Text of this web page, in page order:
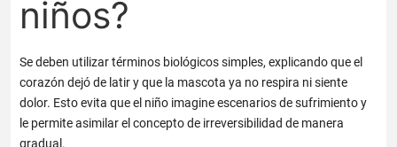
niños?
Se deben utilizar términos biológicos simples, explicando que el
corazón dejó de latir y que la mascota ya no respira ni siente
dolor. Esto evita que el niño imagine escenarios de sufrimiento y
le permite asimilar el concepto de irreversibilidad de manera
gradual.